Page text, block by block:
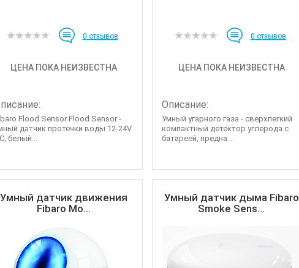
0 отзывов
ЦЕНА ПОКА НЕИЗВЕСТНА
Flood Sensor Flood Sensor -
датчик протечки воды 12-24V
белый...
0 отзывов
ЦЕНА ПОКА НЕИЗВЕСТНА
Описание:
Умный угарного газа - сверхлегкий
компактный детектор углерода с
батареей, предна...
Умный датчик движения
Fibaro Mo...
Умный датчик дыма Fibaro
Smoke Sens...